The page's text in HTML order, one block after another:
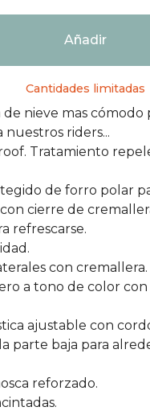
Añadir
Cantidades limitadas
nieve mas cómodo
riders...
Tratamiento
de forro polar
cierre de
refrescarse.
con cremallera.
a tono de color
ajustable con
parte baja para
reforzado.